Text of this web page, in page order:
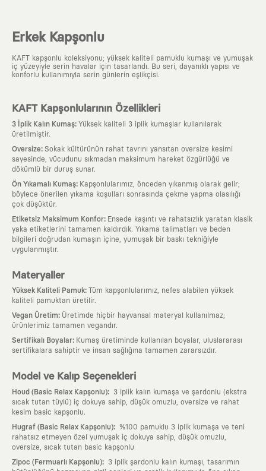
Erkek Kapşonlu
KAFT kapşonlu koleksiyonu; yüksek kaliteli pamuklu kumaşı ve yumuşak
iç yüzeyiyle serin havalar için tasarlandı. Bu seri, dayanıklı yapısı ve
konforlu kullanımıyla serin günlerin eşlikçisi.
KAFT Kapşonlularının Özellikleri
3 İplik Kalın Kumaş: Yüksek kaliteli 3 iplik kumaşlar kullanılarak
üretilmiştir.
Oversize: Sokak kültürünün rahat tavrını yansıtan oversize kesimi
sayesinde, vücudunu sıkmadan maksimum hareket özgürlüğü ve
dökümlü bir duruş sunar.
Ön Yıkamalı Kumaş: Kapşonlularımız, önceden yıkanmış olarak gelir;
böylece önerilen yıkama koşulları sonrasında çekme yapma olasılığı
çok düşüktür.
Etiketsiz Maksimum Konfor: Ensede kaşıntı ve rahatsızlık yaratan klasik
yaka etiketlerini tamamen kaldırdık. Yıkama talimatları ve beden
bilgileri doğrudan kumaşın içine, yumuşak bir baskı tekniğiyle
uygulanmıştır.
Materyaller
Yüksek Kaliteli Pamuk: Tüm kapşonlularımız, nefes alabilen yüksek
kaliteli pamuktan üretilir.
Vegan Üretim: Üretimde hiçbir hayvansal materyal kullanılmaz;
ürünlerimiz tamamen vegandır.
Sertifikalı Boyalar: Kumaş üretiminde kullanılan boyalar, uluslararası
sertifikalara sahiptir ve insan sağlığına tamamen zararsızdır.
Model ve Kalıp Seçenekleri
Houd (Basic Relax Kapşonlu):
3 iplik kalın kumaşa ve şardonlu (ekstra
sıcak tutan tüylü) iç dokuya sahip, düşük omuzlu, oversize ve rahat
kesim basic kapşonlu.
Hugraf (Basic Relax Kapşonlu):
%100 pamuklu 3 iplik kumaşa ve teni
rahatsız etmeyen özel yumuşak iç dokuya sahip, düşük omuzlu,
oversize, sıcak tutan basic kapşonlu
Zipoc (Fermuarlı Kapşonlu):
3 iplik şardonlu kalın kumaşı, tasarımın